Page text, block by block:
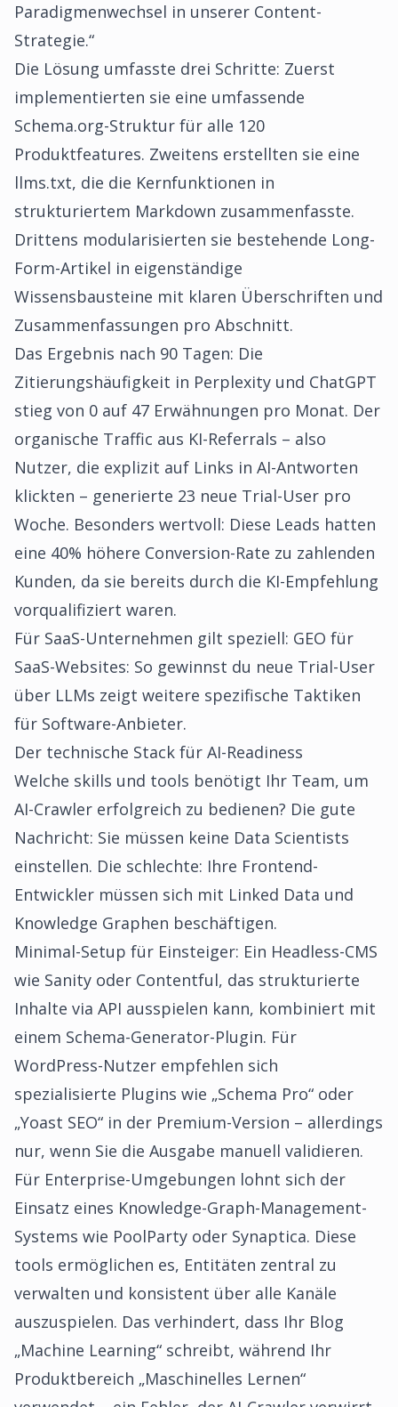
Paradigmenwechsel in unserer Content-
Strategie.“
Die Lösung umfasste drei Schritte: Zuerst
implementierten sie eine umfassende
Schema.org-Struktur für alle 120
Produktfeatures. Zweitens erstellten sie eine
llms.txt, die die Kernfunktionen in
strukturiertem Markdown zusammenfasste.
Drittens modularisierten sie bestehende Long-
Form-Artikel in eigenständige
Wissensbausteine mit klaren Überschriften und
Zusammenfassungen pro Abschnitt.
Das Ergebnis nach 90 Tagen: Die
Zitierungshäufigkeit in Perplexity und ChatGPT
stieg von 0 auf 47 Erwähnungen pro Monat. Der
organische Traffic aus KI-Referrals – also
Nutzer, die explizit auf Links in AI-Antworten
klickten – generierte 23 neue Trial-User pro
Woche. Besonders wertvoll: Diese Leads hatten
eine 40% höhere Conversion-Rate zu zahlenden
Kunden, da sie bereits durch die KI-Empfehlung
vorqualifiziert waren.
Für SaaS-Unternehmen gilt speziell: GEO für
SaaS-Websites: So gewinnst du neue Trial-User
über LLMs zeigt weitere spezifische Taktiken
für Software-Anbieter.
Der technische Stack für AI-Readiness
Welche skills und tools benötigt Ihr Team, um
AI-Crawler erfolgreich zu bedienen? Die gute
Nachricht: Sie müssen keine Data Scientists
einstellen. Die schlechte: Ihre Frontend-
Entwickler müssen sich mit Linked Data und
Knowledge Graphen beschäftigen.
Minimal-Setup für Einsteiger: Ein Headless-CMS
wie Sanity oder Contentful, das strukturierte
Inhalte via API ausspielen kann, kombiniert mit
einem Schema-Generator-Plugin. Für
WordPress-Nutzer empfehlen sich
spezialisierte Plugins wie „Schema Pro“ oder
„Yoast SEO“ in der Premium-Version – allerdings
nur, wenn Sie die Ausgabe manuell validieren.
Für Enterprise-Umgebungen lohnt sich der
Einsatz eines Knowledge-Graph-Management-
Systems wie PoolParty oder Synaptica. Diese
tools ermöglichen es, Entitäten zentral zu
verwalten und konsistent über alle Kanäle
auszuspielen. Das verhindert, dass Ihr Blog
„Machine Learning“ schreibt, während Ihr
Produktbereich „Maschinelles Lernen“